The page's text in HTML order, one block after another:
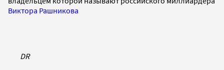
Виктора Рашникова
DR